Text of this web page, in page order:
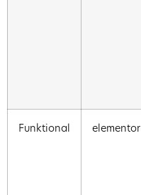
Funktional elementor